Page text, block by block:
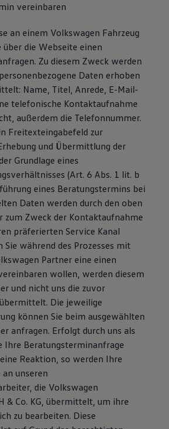
vereinbaren
an einem Volkswagen Fahrzeug
über die Webseite einen
Zu diesem Zweck werden
Daten erhoben
Name, Titel, Anrede, E-Mail-
telefonische Kontaktaufnahme
außerdem die Telefonnummer.
Freitexteingabefeld zur
und Übermittlung der
Grundlage eines
(Art. 6 Abs. 1 lit. b
eines Beratungstermins bei
Daten werden durch den oben
zum Zweck der Kontaktaufnahme
präferierten Service Kanal
Sie während des Prozesses mit
Partner eine einen
wollen, werden diesem
und nicht uns die zuvor
Die jeweilige
können Sie beim ausgewählten
anfragen. Erfolgt durch uns als
Ihre Beratungsterminanfrage
Reaktion, so werden Ihre
unseren
die Volkswagen
& Co. KG, übermittelt, um ihre
zu bearbeiten. Diese